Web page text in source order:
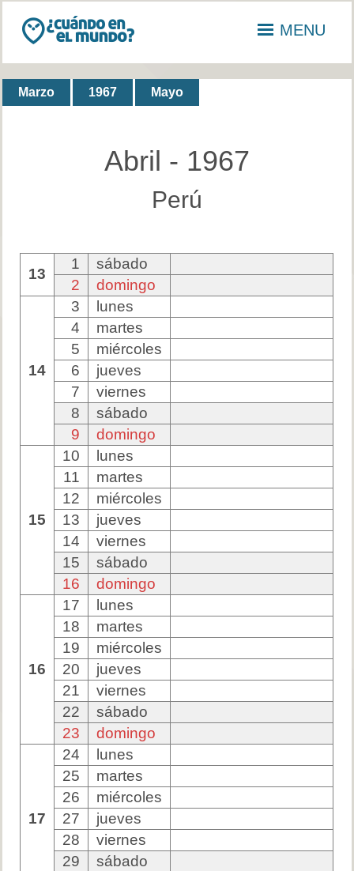
MENU
Marzo 1967 Mayo
Abril - 1967
Perú
13
1
sábado
2
domingo
14
3
lunes
4
martes
5
miércoles
6
jueves
7
viernes
8
sábado
9
domingo
15
10
lunes
11
martes
12
miércoles
13
jueves
14
viernes
15
sábado
16
domingo
16
17
lunes
18
martes
19
miércoles
20
jueves
21
viernes
22
sábado
23
domingo
17
24
lunes
25
martes
26
miércoles
27
jueves
28
viernes
29
sábado